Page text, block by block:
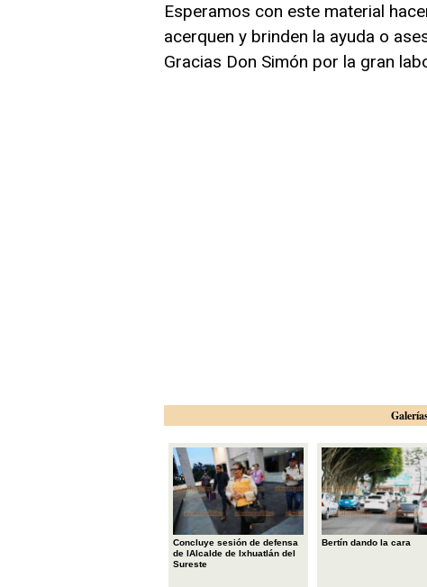
Esperamos con este material
acerquen y brinden la ayuda o
Gracias Don Simón por la gran
Concluye sesión de defensa
de lAlcalde de Ixhuatlán del
Sureste
Bertín dando la cara